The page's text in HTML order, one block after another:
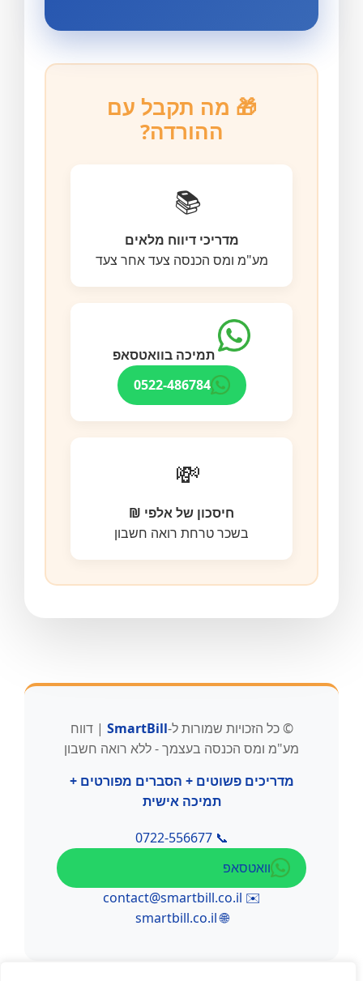
🎁 מה תקבל עם
ההורדה?
📚
מדריכי דיווח מלאים
מע"מ ומס הכנסה צעד אחר צעד
תמיכה בוואטסאפ
0522-486784
💸
חיסכון של אלפי ₪
בשכר טרחת רואה חשבון
© כל הזכויות שמורות ל-SmartBill | דווח
מע"מ ומס הכנסה בעצמך - ללא רואה חשבון
מדריכים פשוטים + הסברים מפורטים +
תמיכה אישית
📞 0722-556677
וואטסאפ
✉️
contact@smartbill.co.il
🌐 smartbill.co.il